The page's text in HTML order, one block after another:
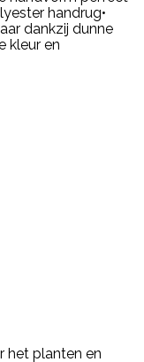
handrug•
dankzij dunne
kleur en
het planten en